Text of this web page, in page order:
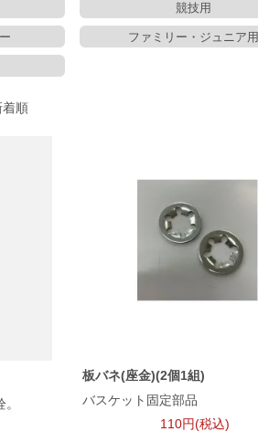
競技用
ファミリー・ジュニア用
着順
板バネ(座金)(2個1組)
バスケット固定部品
110円(税込)